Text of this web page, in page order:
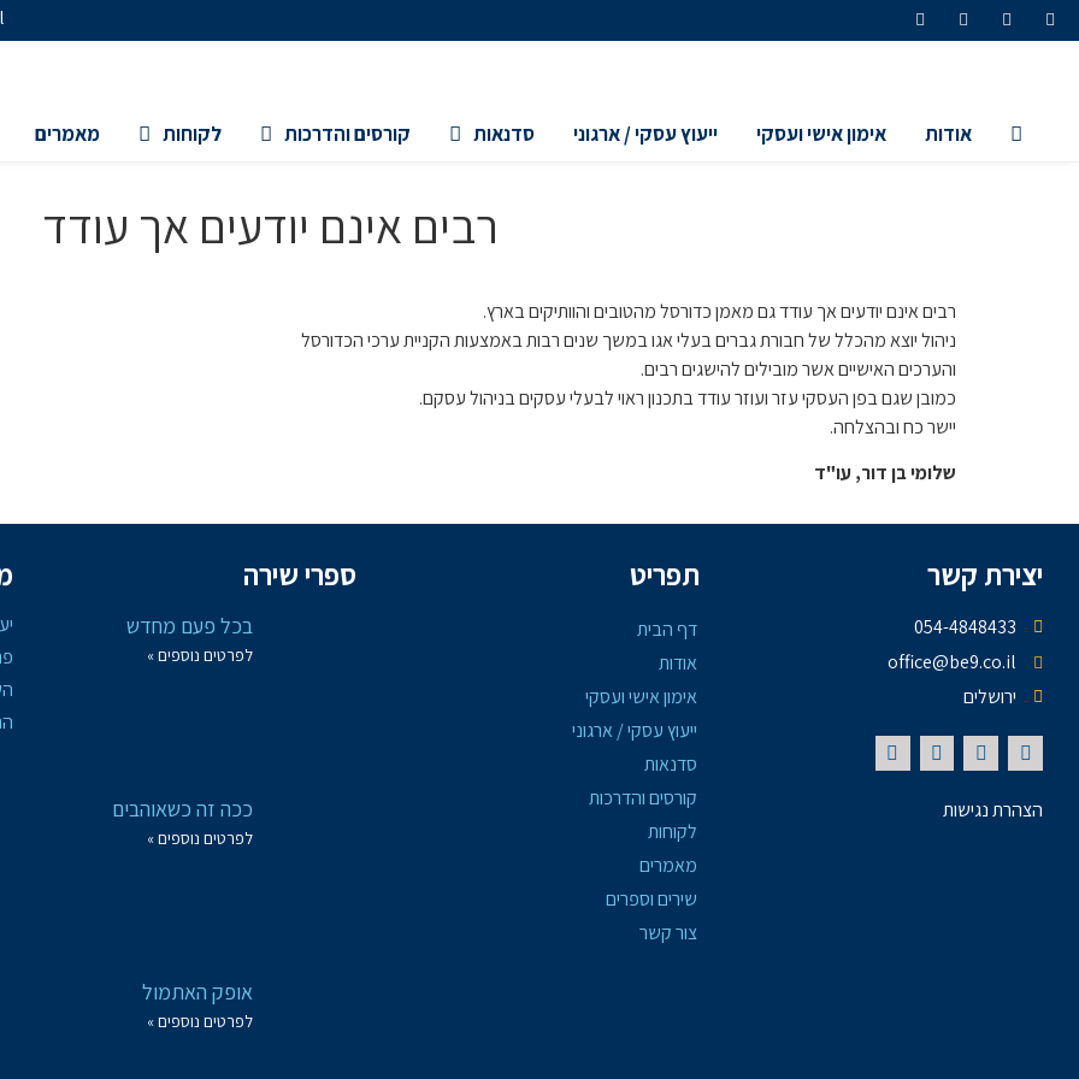
אודות אימון אישי ועסקי ייעוץ עסקי / ארגוני סדנאות קורסים והדרכות לקוחות מאמרים
רבים אינם יודעים אך עודד
רבים אינם יודעים אך עודד גם מאמן כדורסל מהטובים והוותיקים בארץ.
ניהול יוצא מהכלל של חבורת גברים בעלי אגו במשך שנים רבות באמצעות הקניית ערכי הכדורסל
והערכים האישיים אשר מובילים להישגים רבים.
כמובן שגם בפן העסקי עזר ועוזר עודד בתכנון ראוי לבעלי עסקים בניהול עסקם.
יישר כח ובהצלחה.
שלומי בן דור, עו"ד
יצירת קשר
054-4848433
office@be9.co.il
ירושלים
הצהרת נגישות
תפריט
דף הבית
אודות
אימון אישי ועסקי
ייעוץ עסקי / ארגוני
סדנאות
קורסים והדרכות
לקוחות
מאמרים
שירים וספרים
צור קשר
ספרי שירה
בכל פעם מחדש
לפרטים נוספים »
ככה זה כשאוהבים
לפרטים נוספים »
אופק האתמול
לפרטים נוספים »